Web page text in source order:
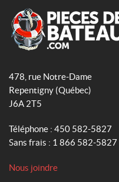
e
b
o
q
u
a
S
e
r
v
i
c
478, rue Notre-Dame
Repentigny (Québec)
J6A 2T5
Téléphone : 450 582-5827
Sans frais : 1 866 582-5827
Nous joindre